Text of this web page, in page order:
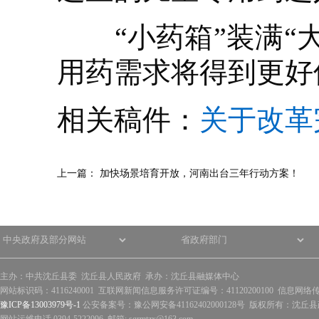
“小药箱”装满“大
用药需求将得到更
相关稿件： 关于改
上一篇： 加快场景培育开放，河南出台三年行动方案！
主办：中共沈丘县委 沈丘县人民政府 承办：沈丘县融媒体中心
网站标识码：4116240001 互联网新闻信息服务许可证编号：41120200100 信息网络
豫ICP备13003979号-1 公安备案号：豫公网安备41162402000128号 版权所有：沈丘